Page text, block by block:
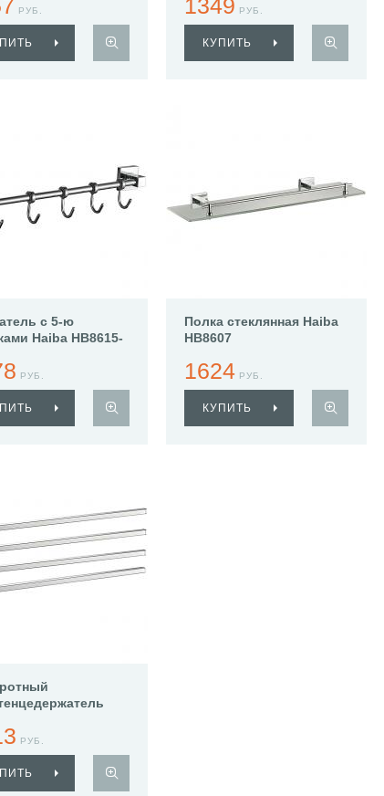
РУБ. 1349 РУБ.
КУПИТЬ
с 5-ю
Haiba HB8615-
РУБ.
Полка стеклянная Haiba
HB8607
1624 РУБ.
КУПИТЬ
РУБ.